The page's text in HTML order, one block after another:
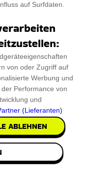
auf Surfdaten.
von oder Zugriff auf
Werbung und
Performance von
und
(Lieferanten)
ABLEHNEN